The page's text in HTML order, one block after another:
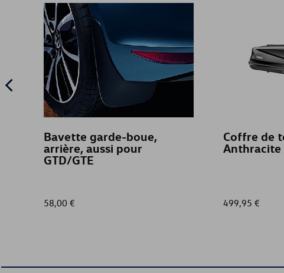
Bavette garde-boue,
arrière, aussi pour
GTD/GTE
58,00 €
Coffre de
Anthracite
499,95 €